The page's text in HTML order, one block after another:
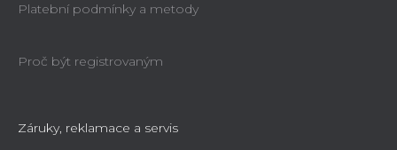
Platební podmínky a metody
Proč být registrovaným
Záruky, reklamace a servis